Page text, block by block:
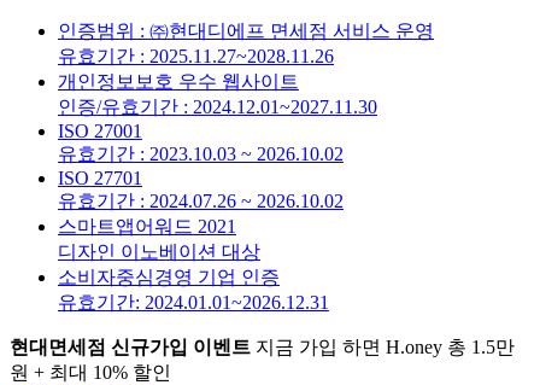
인증범위 : ㈜현대디에프 면세점 서비스 운영
유효기간 : 2025.11.27~2028.11.26
개인정보보호 우수 웹사이트
인증/유효기간 : 2024.12.01~2027.11.30
ISO 27001
유효기간 : 2023.10.03 ~ 2026.10.02
ISO 27701
유효기간 : 2024.07.26 ~ 2026.10.02
스마트앱어워드 2021
디자인 이노베이션 대상
소비자중심경영 기업 인증
유효기간: 2024.01.01~2026.12.31
현대면세점 신규가입 이벤트 지금 가입 하면 H.oney 총 1.5만
원 + 최대 10% 할인